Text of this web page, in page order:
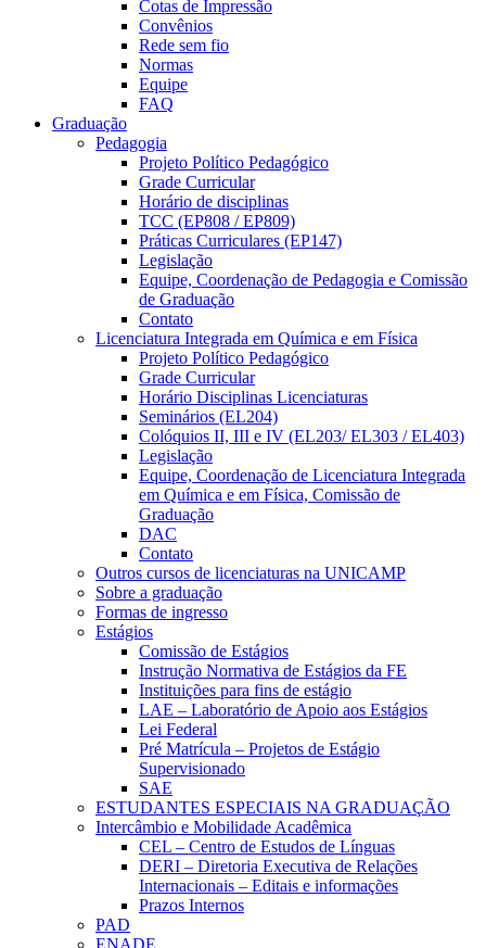
Cotas de Impressão
Convênios
Rede sem fio
Normas
Equipe
FAQ
Graduação
Pedagogia
Projeto Político Pedagógico
Grade Curricular
Horário de disciplinas
TCC (EP808 / EP809)
Práticas Curriculares (EP147)
Legislação
Equipe, Coordenação de Pedagogia e Comissão
de Graduação
Contato
Licenciatura Integrada em Química e em Física
Projeto Político Pedagógico
Grade Curricular
Horário Disciplinas Licenciaturas
Seminários (EL204)
Colóquios II, III e IV (EL203/ EL303 / EL403)
Legislação
Equipe, Coordenação de Licenciatura Integrada
em Química e em Física, Comissão de
Graduação
DAC
Contato
Outros cursos de licenciaturas na UNICAMP
Sobre a graduação
Formas de ingresso
Estágios
Comissão de Estágios
Instrução Normativa de Estágios da FE
Instituições para fins de estágio
LAE – Laboratório de Apoio aos Estágios
Lei Federal
Pré Matrícula – Projetos de Estágio
Supervisionado
SAE
ESTUDANTES ESPECIAIS NA GRADUAÇÃO
Intercâmbio e Mobilidade Acadêmica
CEL – Centro de Estudos de Línguas
DERI – Diretoria Executiva de Relações
Internacionais – Editais e informações
Prazos Internos
PAD
ENADE